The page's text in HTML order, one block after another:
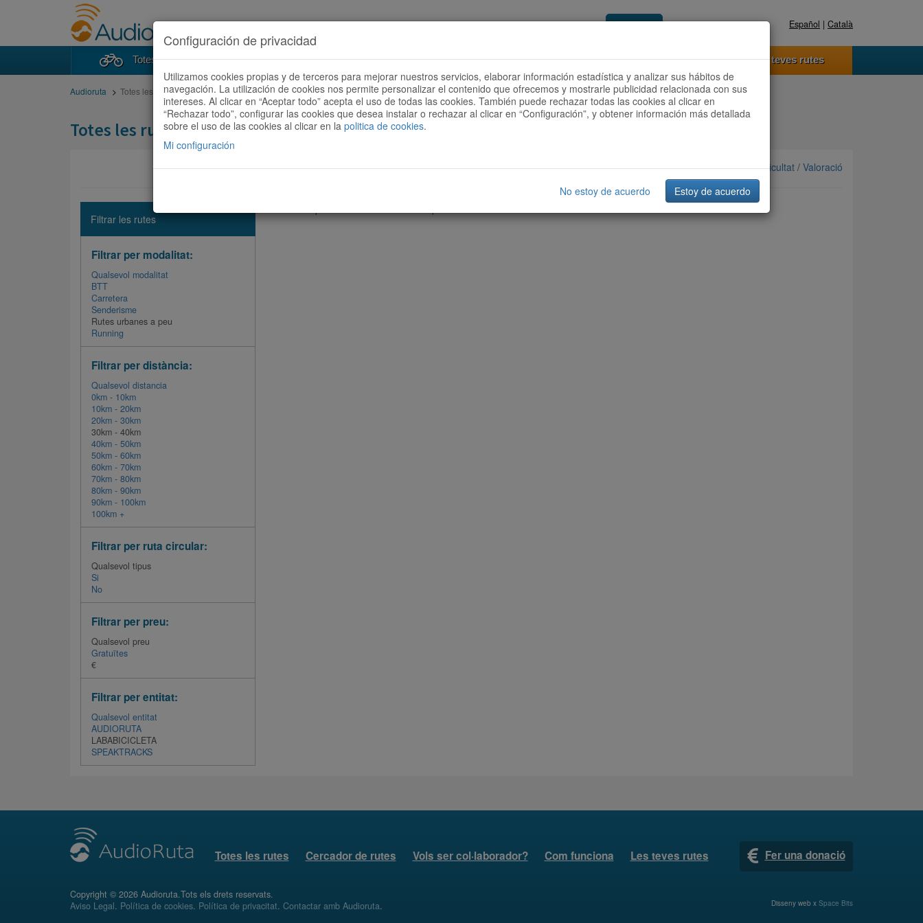
Accedeix Registra't ara Español | Català
Totes les rutes Cercador de rutes Vols ser col·laborador? Com funciona Les teves rutes
Audioruta Totes les rutes
Totes les rutes
Ordenar per: Més recents /Dificultat / Valoració
Filtrar les rutes
Filtrar per modalitat:
Qualsevol modalitat
BTT
Carretera
Senderisme
Rutes urbanes a peu
Running
Filtrar per distància:
Qualsevol distancia
0km - 10km
10km - 20km
20km - 30km
30km - 40km
40km - 50km
50km - 60km
60km - 70km
70km - 80km
80km - 90km
90km - 100km
100km +
Filtrar per ruta circular:
Qualsevol tipus
Si
No
Filtrar per preu:
Qualsevol preu
Gratuïtes
€
Filtrar per entitat:
Qualsevol entitat
AUDIORUTA
LABABICICLETA
SPEAKTRACKS
Totes les rutes Cercador de rutes Vols ser col·laborador? Com funciona Les teves rutes Fer una donació
Copyright © 2026 Audioruta.Tots els drets reservats.
Aviso Legal. Política de cookies. Política de privacitat. Contactar amb Audioruta. Disseny web x Space Bits
Configuración de privacidad
Utilizamos cookies propias y de terceros para mejorar nuestros servicios, elaborar información estadística y analizar sus hábitos de
navegación. La utilización de cookies nos permite personalizar el contenido que ofrecemos y mostrarle publicidad relacionada con sus
intereses. Al clicar en “Aceptar todo” acepta el uso de todas las cookies. También puede rechazar todas las cookies al clicar en
“Rechazar todo”, configurar las cookies que desea instalar o rechazar al clicar en “Configuración”, y obtener información más detallada
sobre el uso de las cookies al clicar en la politica de cookies.
Mi configuración
No estoy de acuerdo Estoy de acuerdo